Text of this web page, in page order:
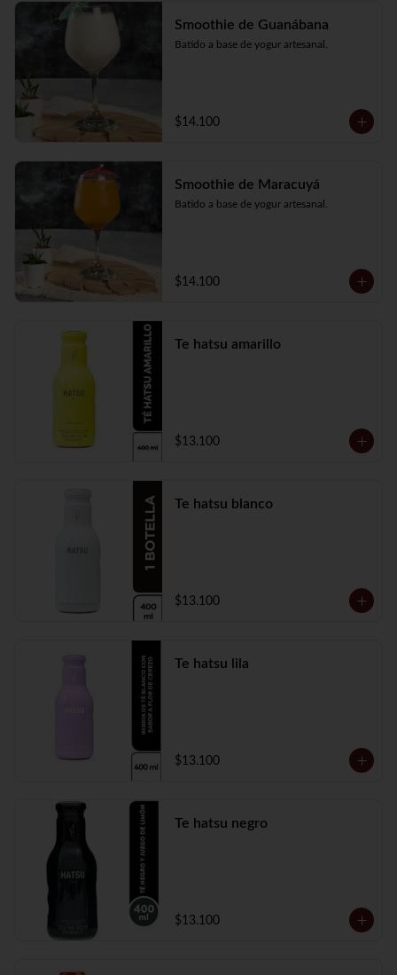
Smoothie de Guanábana
Batido a base de yogur artesanal.
$14.100
Smoothie de Maracuyá
Batido a base de yogur artesanal.
$14.100
Te hatsu amarillo
$13.100
Te hatsu blanco
$13.100
Te hatsu lila
$13.100
Te hatsu negro
$13.100